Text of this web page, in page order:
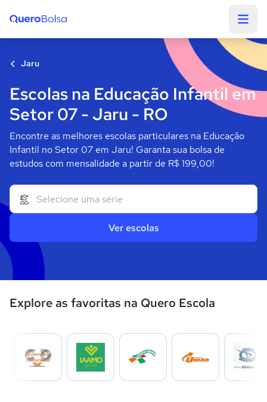
Jaru
Escolas na Educação Infantil em
Setor 07 - Jaru - RO
Encontre as melhores escolas particulares na Educação
Infantil no Setor 07 em Jaru! Garanta sua bolsa de
estudos com mensalidade a partir de R$ 199,00!
Ver escolas
Explore as favoritas na Quero Escola